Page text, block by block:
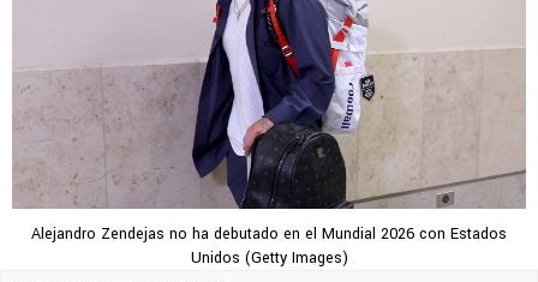
Alejandro Zendejas no ha debutado en el Mundial 2026 con Estados
Unidos (Getty Images)